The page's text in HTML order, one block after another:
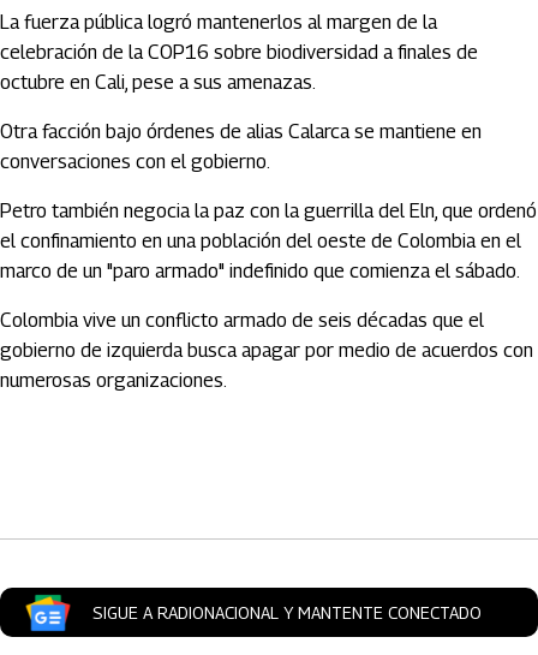
La fuerza pública logró mantenerlos al margen de la
celebración de la COP16 sobre biodiversidad a finales de
octubre en Cali, pese a sus amenazas.
Otra facción bajo órdenes de alias Calarca se mantiene en
conversaciones con el gobierno.
Petro también negocia la paz con la guerrilla del Eln, que ordenó
el confinamiento en una población del oeste de Colombia en el
marco de un "paro armado" indefinido que comienza el sábado.
Colombia vive un conflicto armado de seis décadas que el
gobierno de izquierda busca apagar por medio de acuerdos con
numerosas organizaciones.
SIGUE A RADIONACIONAL Y MANTENTE CONECTADO